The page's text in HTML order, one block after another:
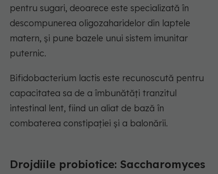
pentru sugari, deoarece este specializată în
descompunerea oligozaharidelor din laptele
matern, și pune bazele unui sistem imunitar
puternic.
Bifidobacterium lactis este recunoscută pentru
capacitatea sa de a îmbunătăți tranzitul
intestinal lent, fiind un aliat de bază în
combaterea constipației și a balonării.
Drojdiile probiotice: Saccharomyces